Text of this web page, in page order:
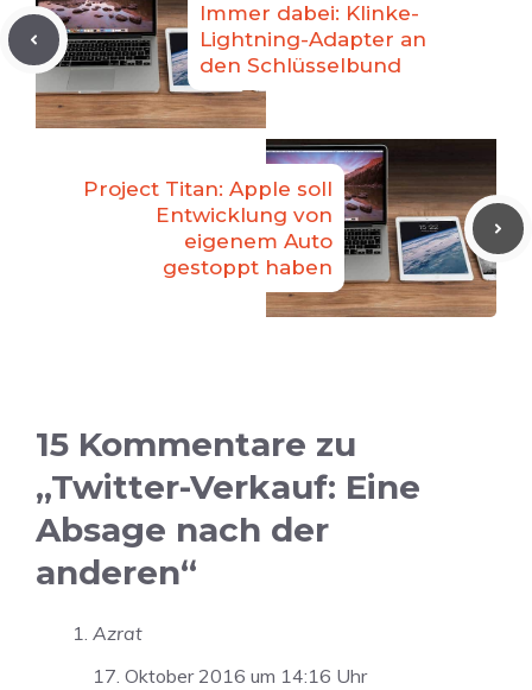
Immer dabei: Klinke-
Lightning-Adapter an
den Schlüsselbund
Project Titan: Apple soll
Entwicklung von
eigenem Auto
gestoppt haben
15 Kommentare zu
„Twitter-Verkauf: Eine
Absage nach der
anderen“
Azrat
17. Oktober 2016 um 14:16 Uhr